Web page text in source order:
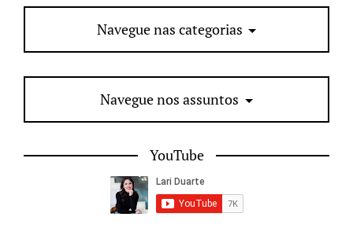
Navegue nas categorias
Navegue nos assuntos
YouTube